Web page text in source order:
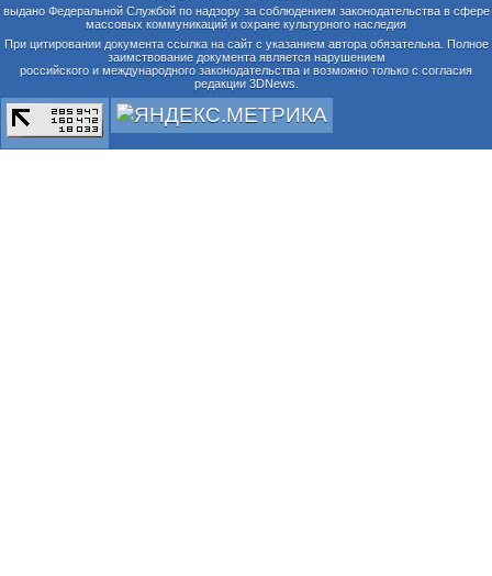
выдано Федеральной Службой по надзору за соблюдением законодательства в сфере
массовых коммуникаций и охране культурного наследия
При цитировании документа ссылка на сайт с указанием автора обязательна. Полное
заимствование документа является нарушением
российского и международного законодательства и возможно только с согласия
редакции 3DNews.